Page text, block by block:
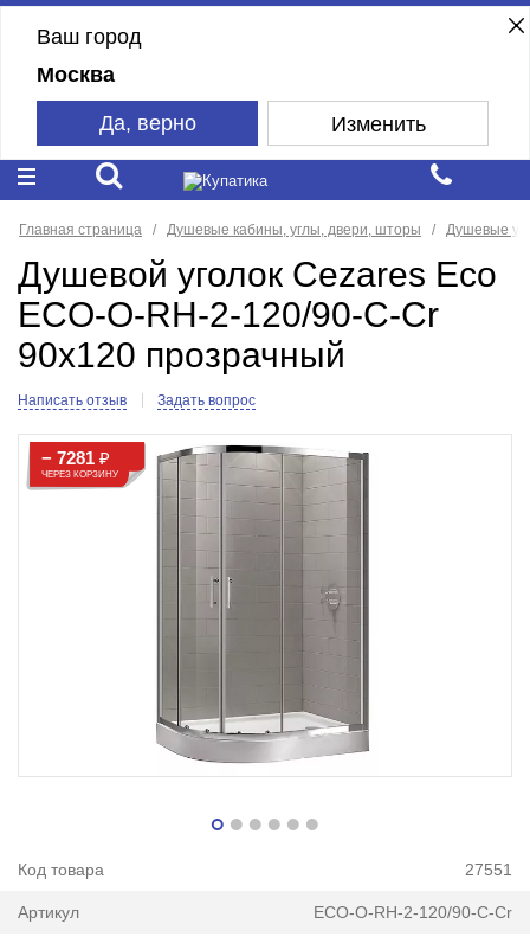
Ваш город
Москва
Да, верно Изменить
Главная страница Душевые кабины, углы, двери, шторы Душевые
Душевой уголок Cezares Eco
ECO-O-RH-2-120/90-C-Cr
90x120 прозрачный
Написать отзыв Задать вопрос
− 7281₽
ЧЕРЕЗ КОРЗИНУ
Код товара 27551
Артикул ECO-O-RH-2-120/90-C-Cr